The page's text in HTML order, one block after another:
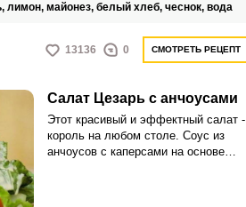
лимон, майонез, белый хлеб, чеснок, вода
13136 0 СМОТРЕТЬ РЕЦЕПТ
Салат Цезарь с анчоусами
Этот красивый и эффектный салат -
король на любом столе. Соус из
анчоусов с каперсами на основе